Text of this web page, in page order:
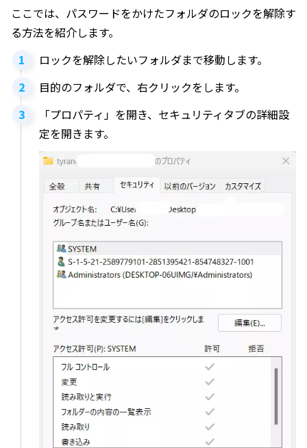
ここでは、パスワードをかけたフォルダのロックを解除す
る方法を紹介します。
ロックを解除したいフォルダまで移動します。
目的のフォルダで、右クリックをします。
「プロパティ」を開き、セキュリティタブの詳細設
定を開きます。